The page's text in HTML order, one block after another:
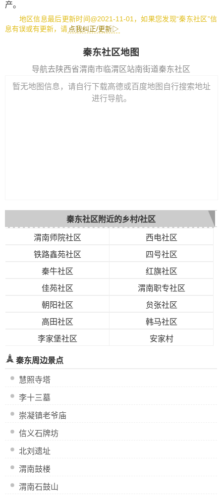
产。
地区信息最后更新时间@2021-11-01，如果您发现“秦东社区”信
息有误或有更新，请 点我纠正/更新▷
秦东社区地图
导航去陕西省渭南市临渭区站南街道秦东社区
暂无地图信息，请自行下载高德或百度地图自行搜索地址
进行导航。
秦东社区附近的乡村/社区
渭南师院社区
西电社区
铁路鑫苑社区
四号社区
秦牛社区
红旗社区
佳苑社区
渭南职专社区
朝阳社区
贠张社区
高田社区
韩马社区
李家堡社区
安家村
秦东周边景点
慧照寺塔
李十三墓
崇凝镇老爷庙
信义石牌坊
北刘遗址
渭南鼓楼
渭南石鼓山